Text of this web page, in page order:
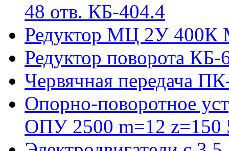
48 отв. КБ-404.4
Редуктор МЦ 2У 400К
Редуктор поворота КБ-
Червячная передача
Опорно-поворотное
ОПУ 2500 m=12 z=150